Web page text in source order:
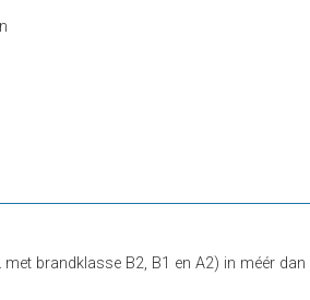
brandklasse B2, B1 en A2) in méér